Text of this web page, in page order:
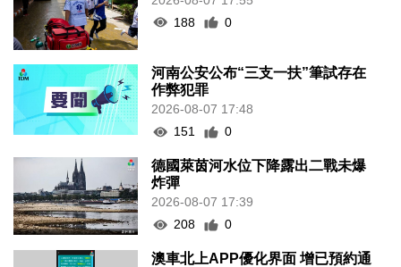
188
0
河南公安公布“三支一扶”筆試存在
作弊犯罪
2026-08-07 17:48
151
0
德國萊茵河水位下降露出二戰未爆
炸彈
2026-08-07 17:39
208
0
澳車北上APP優化界面 增已預約通